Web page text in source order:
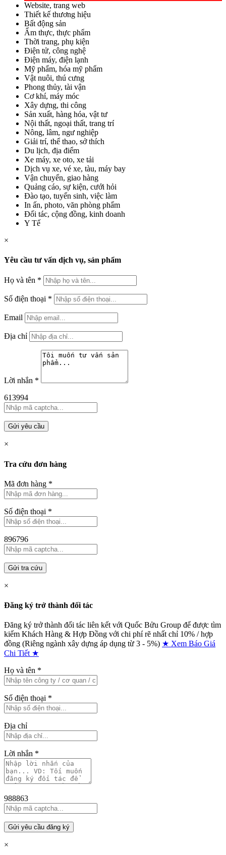
Website, trang web
Thiết kế thương hiệu
Bất động sản
Ẩm thực, thực phẩm
Thời trang, phụ kiện
Điện tử, công nghệ
Điện máy, điện lạnh
Mỹ phẩm, hóa mỹ phẩm
Vật nuôi, thú cưng
Phong thủy, tài vận
Cơ khí, máy móc
Xây dựng, thi công
Sản xuất, hàng hóa, vật tư
Nội thất, ngoại thất, trang trí
Nông, lâm, ngư nghiệp
Giải trí, thể thao, sở thích
Du lịch, địa điểm
Xe máy, xe oto, xe tải
Dịch vụ xe, vé xe, tàu, máy bay
Vận chuyển, giao hàng
Quảng cáo, sự kiện, cưới hỏi
Đào tạo, tuyển sinh, việc làm
In ấn, photo, văn phòng phẩm
Đối tác, cộng đồng, kinh doanh
Y Tế
×
Yêu cầu tư vấn dịch vụ, sản phẩm
Họ và tên *
Số điện thoại *
Email
Địa chỉ
Lời nhắn *
613994
Gửi yêu cầu
×
Tra cứu đơn hàng
Mã đơn hàng *
Số điện thoại *
896796
Gửi tra cứu
×
Đăng ký trở thành đối tác
Đăng ký trở thành đối tác liên kết với Quốc Bửu Group để được tìm
kiếm Khách Hàng & Hợp Đồng với chi phí rẽ nhất chỉ 10% / hợp
đồng (Riêng ngành xây dựng áp dụng từ 3 - 5%) ★ Xem Báo Giá
Chi Tiết ★
Họ và tên *
Số điện thoại *
Địa chỉ
Lời nhắn *
988863
Gửi yêu cầu đăng ký
×